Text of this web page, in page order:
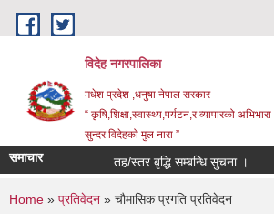
Skip to main content
विदेह नगरपालिका
मधेश प्रदेश ,धनुषा नेपाल सरकार
“ कृषि,शिक्षा,स्वास्थ्य,पर्यटन,र व्यापारको
सुन्दर विदेहको मुल नारा ”
समाचार तह/स्तर बृद्धि सम्बन्धि सुचना ।
You are here
Home » प्रतिवेदन » चौमासिक प्रगति प्रतिवेदन